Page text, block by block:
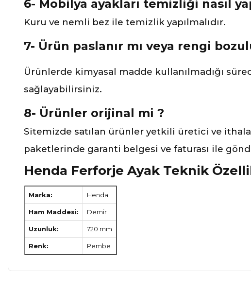
6- Mobilya ayakları temizliği nasıl
Kuru ve nemli bez ile temizlik yapılmalıdır.
7- Ürün paslanır mı veya rengi
Ürünlerde kimyasal madde kullanılmadığı
sağlayabilirsiniz.
8- Ürünler orijinal mi ?
Sitemizde satılan ürünler yetkili üretici ve
paketlerinde garanti belgesi ve faturası ile
Henda Ferforje Ayak Teknik
Marka: Henda
Ham Maddesi: Demir
Uzunluk: 720 mm
Renk: Pembe